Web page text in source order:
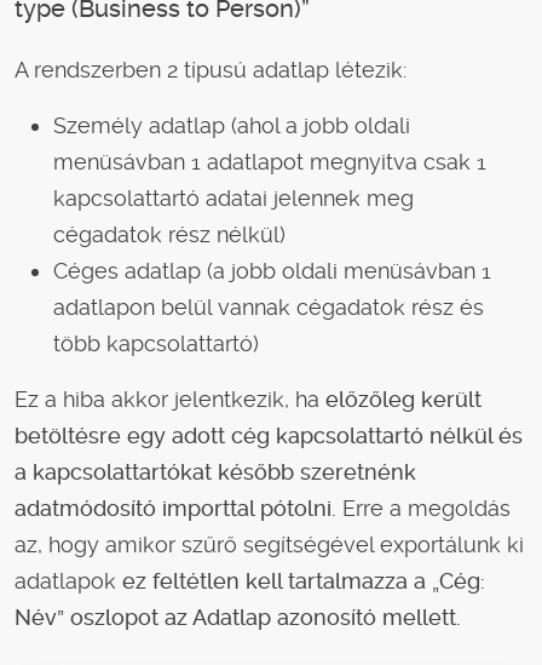
type (Business to Person)”
A rendszerben 2 típusú adatlap létezik:
Személy adatlap (ahol a jobb oldali
menüsávban 1 adatlapot megnyitva csak 1
kapcsolattartó adatai jelennek meg
cégadatok rész nélkül)
Céges adatlap (a jobb oldali menüsávban 1
adatlapon belül vannak cégadatok rész és
több kapcsolattartó)
Ez a hiba akkor jelentkezik, ha előzőleg került
betöltésre egy adott cég kapcsolattartó nélkül és
a kapcsolattartókat később szeretnénk
adatmódosító importtal pótolni. Erre a megoldás
az, hogy amikor szűrő segítségével exportálunk ki
adatlapok ez feltétlen kell tartalmazza a „Cég:
Név” oszlopot az Adatlap azonosító mellett.